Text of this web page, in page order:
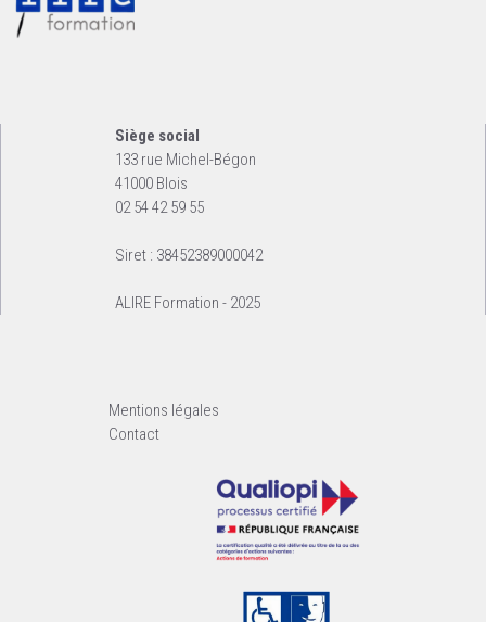
Siège social
133 rue Michel-Bégon
41000 Blois
02 54 42 59 55
Siret : 38452389000042
ALIRE Formation - 2025
Mentions légales
Contact